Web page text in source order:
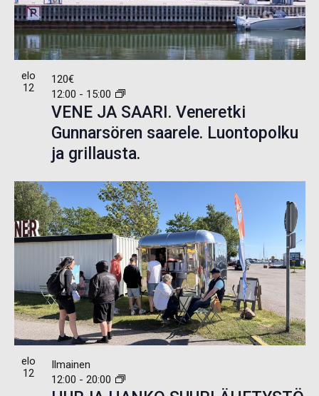
elo
12
VENE JA SAARI. Veneretki
Gunnarsören saarele. Luontopolku
ja grillausta.
12:00 - 15:00
120€
elo
12
12:00 - 20:00
Ilmainen